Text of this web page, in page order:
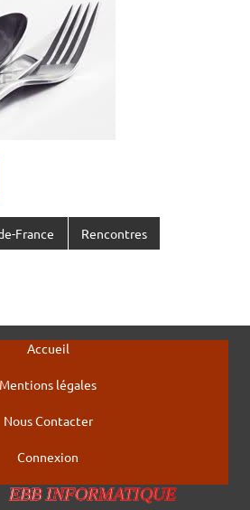
France Rencontres
Accueil
Mentions légales
Nous Contacter
Connexion
EBB INFORMATIQUE